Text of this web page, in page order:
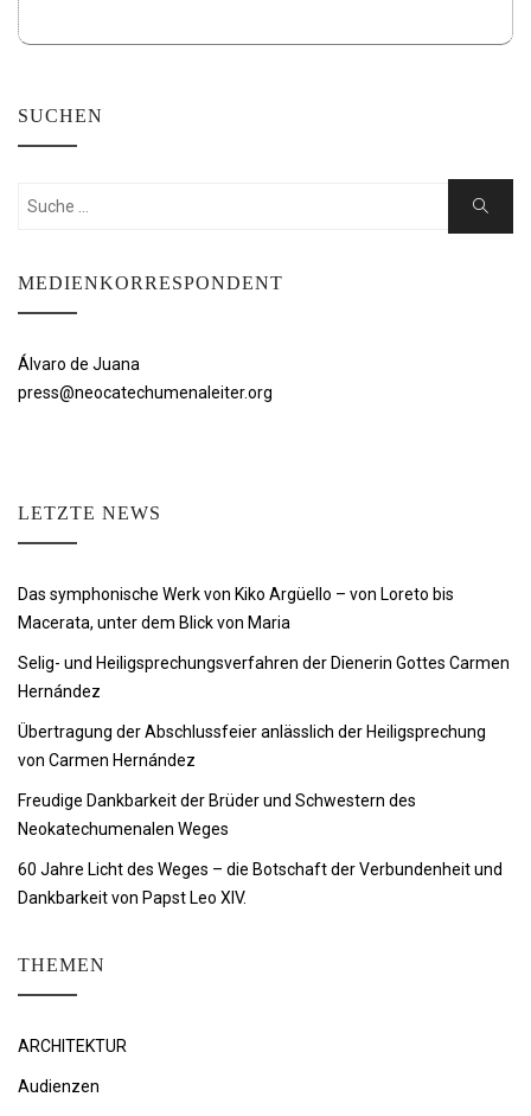
SUCHEN
Suchen
Suche
MEDIENKORRESPONDENT
Álvaro de Juana
press@neocatechumenaleiter.org
LETZTE NEWS
Das symphonische Werk von Kiko Argüello – von Loreto bis
Macerata, unter dem Blick von Maria
Selig- und Heiligsprechungsverfahren der Dienerin Gottes Carmen
Hernández
Übertragung der Abschlussfeier anlässlich der Heiligsprechung
von Carmen Hernández
Freudige Dankbarkeit der Brüder und Schwestern des
Neokatechumenalen Weges
60 Jahre Licht des Weges – die Botschaft der Verbundenheit und
Dankbarkeit von Papst Leo XIV.
THEMEN
ARCHITEKTUR
Audienzen